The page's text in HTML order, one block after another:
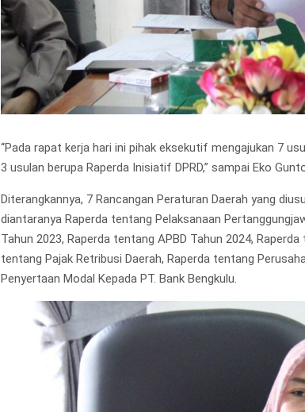
“Pada rapat kerja hari ini pihak eksekutif mengajukan 7
3 usulan berupa Raperda Inisiatif DPRD,” sampai Eko
Diterangkannya, 7 Rancangan Peraturan Daerah yang
diantaranya Raperda tentang Pelaksanaan
Tahun 2023, Raperda tentang APBD Tahun 2024,
tentang Pajak Retribusi Daerah, Raperda tentang
Penyertaan Modal Kepada PT. Bank Bengkulu.